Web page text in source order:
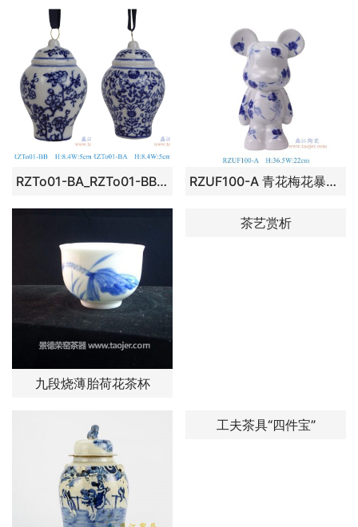
RZTo01-BA_RZTo01-BB_ 青花花叶纹将军罐小吊瓶吊坠 RZUF100-A 青花梅花暴力熊雕塑
九段烧薄胎荷花茶杯
茶艺赏析
工夫茶具“四件宝”